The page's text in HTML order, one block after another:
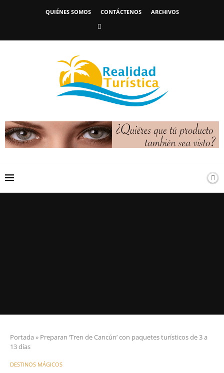
QUIÉNES SOMOS CONTÁCTENOS ARCHIVOS
Portada » Preparan ‘Tren de Cancún’ con paquetes turísticos de 3 a
13 días
DESTINOS MÁGICOS